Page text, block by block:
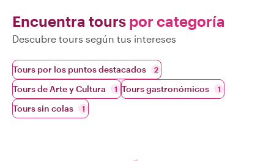
Encuentra tours por categoría
Descubre tours según tus intereses
Tours por los puntos destacados 2
Tours de Arte y Cultura 1 Tours gastronómicos 1
Tours sin colas 1